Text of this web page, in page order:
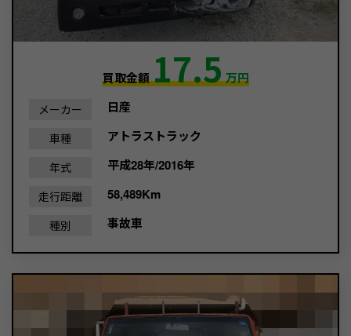
買取金額17.5万円
メーカー 日産
車種 アトラストラック
年式 平成28年/2016年
走行距離 58,489Km
種別 事故車